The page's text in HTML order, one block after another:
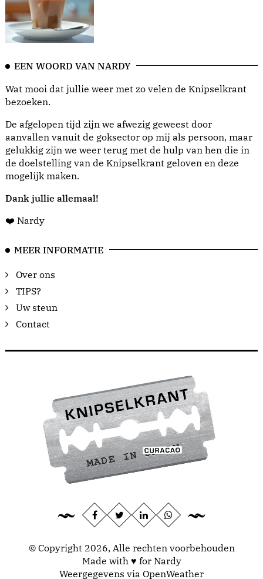
EEN WOORD VAN NARDY
Wat mooi dat jullie weer met zo velen de Knipselkrant
bezoeken.
De afgelopen tijd zijn we afwezig geweest door
aanvallen vanuit de goksector op mij als persoon, maar
gelukkig zijn we weer terug met de hulp van hen die in
de doelstelling van de Knipselkrant geloven en deze
mogelijk maken.
Dank jullie allemaal!
❤️ Nardy
MEER INFORMATIE
Over ons
TIPS?
Uw steun
Contact
© Copyright 2026, Alle rechten voorbehouden
Made with ♥ for Nardy
Weergegevens via OpenWeather